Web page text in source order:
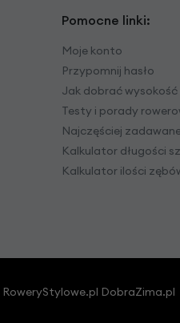
Pomocne linki:
Moje konto
Przypomnij hasło
Jak dobrać wysokość
Testy i porady
Najczęściej
Kalkulator długości
Kalkulator ilości
RoweryStylowe.pl DobraZima.pl